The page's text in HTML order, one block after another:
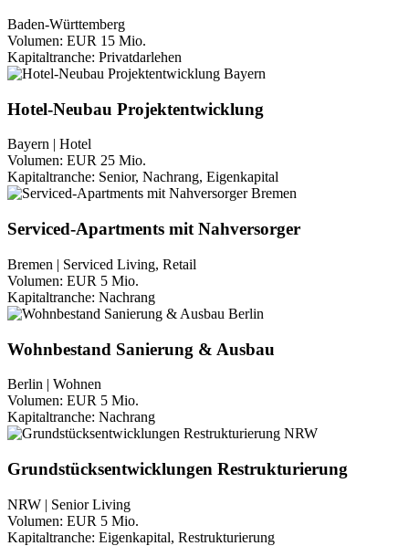
Baden-Württemberg
Volumen: EUR 15 Mio.
Kapitaltranche: Privatdarlehen
Hotel-Neubau Projektentwicklung
Bayern | Hotel
Volumen: EUR 25 Mio.
Kapitaltranche: Senior, Nachrang, Eigenkapital
Serviced-Apartments mit Nahversorger
Bremen | Serviced Living, Retail
Volumen: EUR 5 Mio.
Kapitaltranche: Nachrang
Wohnbestand Sanierung & Ausbau
Berlin | Wohnen
Volumen: EUR 5 Mio.
Kapitaltranche: Nachrang
Grundstücksentwicklungen Restrukturierung
NRW | Senior Living
Volumen: EUR 5 Mio.
Kapitaltranche: Eigenkapital, Restrukturierung